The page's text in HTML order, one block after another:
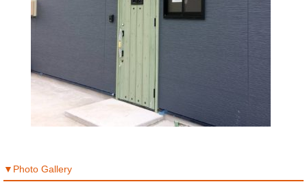
▼Photo Gallery